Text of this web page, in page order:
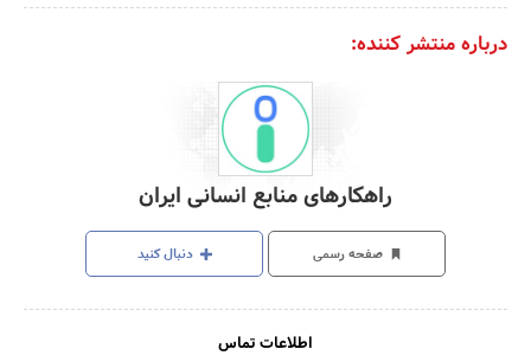
درباره منتشر کننده:
راهکارهای منابع انسانی ایران
صفحه رسمی دنبال کنید
اطلاعات تماس